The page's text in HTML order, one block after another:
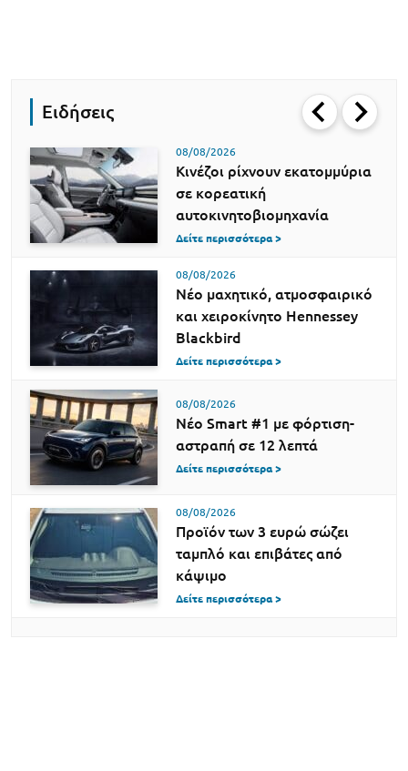
Ειδήσεις
08/08/2026
Κινέζοι ρίχνουν εκατομμύρια
σε κορεατική
αυτοκινητοβιομηχανία
Δείτε περισσότερα >
08/08/2026
Νέο μαχητικό, ατμοσφαιρικό
και χειροκίνητο Hennessey
Blackbird
Δείτε περισσότερα >
08/08/2026
Νέο Smart #1 με φόρτιση-
αστραπή σε 12 λεπτά
Δείτε περισσότερα >
08/08/2026
Προϊόν των 3 ευρώ σώζει
ταμπλό και επιβάτες από
κάψιμο
Δείτε περισσότερα >